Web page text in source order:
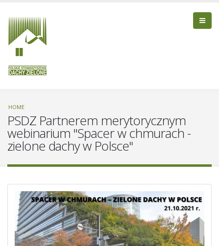
HOME
PSDZ Partnerem merytorycznym
webinarium "Spacer w chmurach -
zielone dachy w Polsce"